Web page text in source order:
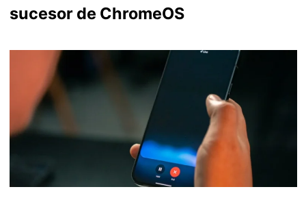
sucesor de ChromeOS